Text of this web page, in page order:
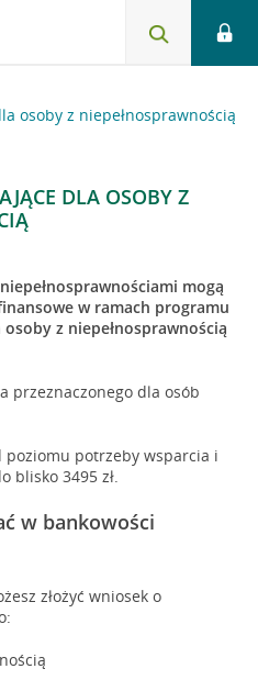
osoby z niepełnosprawnością
DLA OSOBY Z
mogą
w ramach programu
z niepełnosprawnością
przeznaczonego dla osób
poziomu potrzeby wsparcia i
blisko 3495 zł.
w bankowości
złożyć wniosek o